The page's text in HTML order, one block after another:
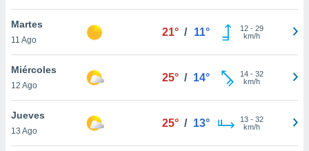
cookies
aceptar
Martes
11 Ago
21° / 11° 12- 29
km/h
Miércoles
12 Ago
25° / 14° 14- 32
km/h
Jueves
13 Ago
25° / 13° 13- 32
km/h